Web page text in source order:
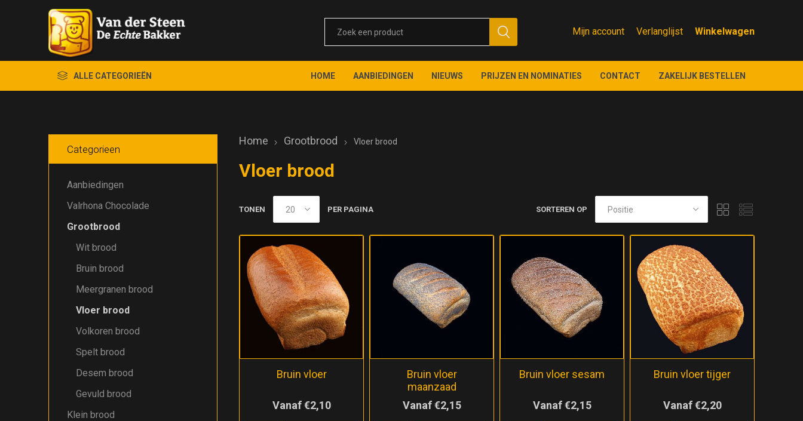
Mijn account Verlanglijst
ALLE CATEGORIEËN HOME AANBIEDINGEN NIEUWS PRIJZEN EN NOMINATIES CONTACT ZAKELIJK BESTELLEN
Home Grootbrood Vloer brood
Vloer brood
SORTEREN OP
TONEN PER PAGINA
Bruin vloer
Vanaf €2,10
Bruin vloer
maanzaad
Vanaf €2,15
Bruin vloer sesam
Vanaf €2,15
Bruin vloer tijger
Vanaf €2,20
Categorieen
Aanbiedingen
Valrhona Chocolade
Grootbrood
Wit brood
Bruin brood
Meergranen brood
Vloer brood
Volkoren brood
Spelt brood
Desem brood
Gevuld brood
Klein brood